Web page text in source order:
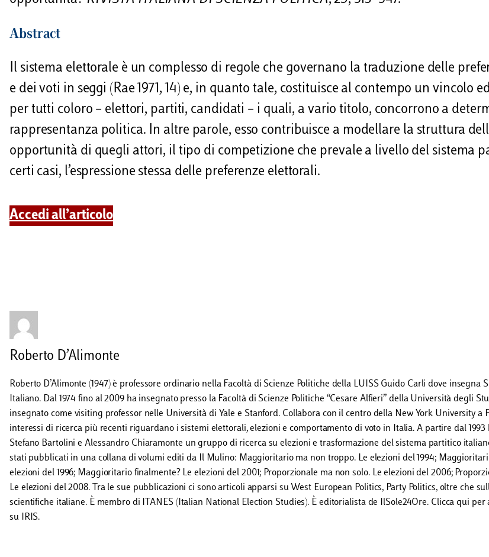
Abstract
Il sistema elettorale è un complesso di regole che governano la traduzione delle
e dei voti in seggi (Rae 1971, 14) e, in quanto tale, costituisce al contempo un vincolo
per tutti coloro – elettori, partiti, candidati – i quali, a vario titolo, concorrono a
rappresentanza politica. In altre parole, esso contribuisce a modellare la struttura
opportunità di quegli attori, il tipo di competizione che prevale a livello del sistema
certi casi, l’espressione stessa delle preferenze elettorali.
Accedi all’articolo
Roberto D’Alimonte
Roberto D’Alimonte (1947) è professore ordinario nella Facoltà di Scienze Politiche della LUISS Guido Carli dove insegna
Italiano. Dal 1974 fino al 2009 ha insegnato presso la Facoltà di Scienze Politiche “Cesare Alfieri” della Università degli
insegnato come visiting professor nelle Università di Yale e Stanford. Collabora con il centro della New York University a
interessi di ricerca più recenti riguardano i sistemi elettorali, elezioni e comportamento di voto in Italia. A partire dal 1993
Stefano Bartolini e Alessandro Chiaramonte un gruppo di ricerca su elezioni e trasformazione del sistema partitico
stati pubblicati in una collana di volumi editi da Il Mulino: Maggioritario ma non troppo. Le elezioni del 1994;
elezioni del 1996; Maggioritario finalmente? Le elezioni del 2001; Proporzionale ma non solo. Le elezioni del 2006;
Le elezioni del 2008. Tra le sue pubblicazioni ci sono articoli apparsi su West European Politics, Party Politics, oltre che
scientifiche italiane. È membro di ITANES (Italian National Election Studies). È editorialista de IlSole24Ore. Clicca qui per
su IRIS.